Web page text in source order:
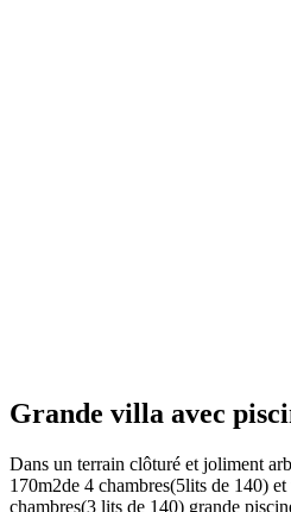
Grande villa avec
Dans un terrain clôturé et joliment
170m2de 4 chambres(5lits de 140)
chambres(3 lits de 140) grande